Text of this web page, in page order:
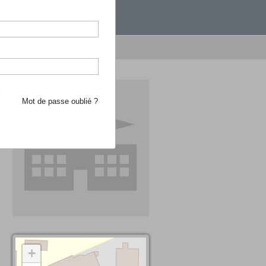
recherche d'école
+
Mot de passe oublié ?